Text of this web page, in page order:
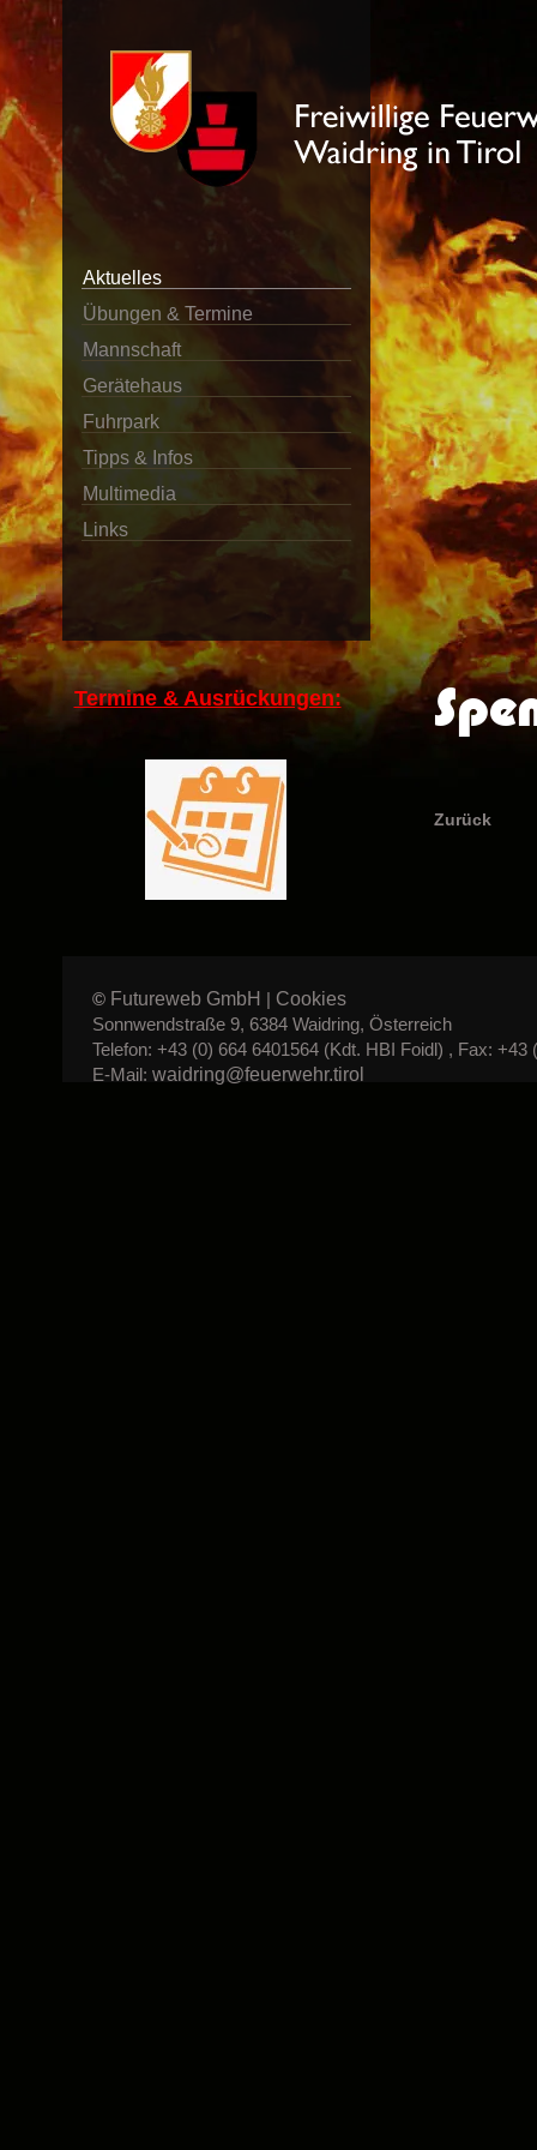
Aktuelles
Übungen & Termine
Mannschaft
Gerätehaus
Fuhrpark
Tipps & Infos
Multimedia
Links
Termine & Ausrückungen:
Zurück
© Futureweb GmbH | Cookies
Sonnwendstraße 9, 6384 Waidring, Österreich
Telefon: +43 (0) 664 6401564 (Kdt. HBI Foidl) , Fax: +43
E-Mail: waidring@feuerwehr.tirol